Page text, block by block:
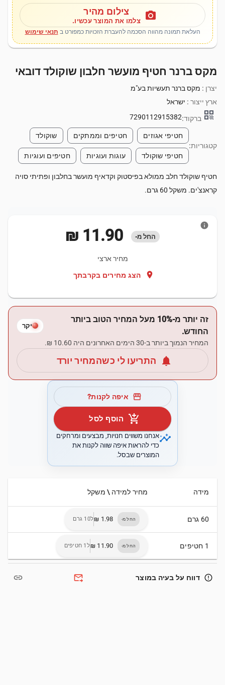
photo_camera צילום מהיר
צלמו את המוצר עכשיו.
העלאת תמונה מהווה הסכמה להעברת הזכויות כמפורט ב תנאי שימוש
מקס ברנר חטיף מועשר חלבון שוקולד דובאי
יצרן : מקס ברנר תעשיות בע"מ
ארץ ייצור : ישראל
qr_code ברקוד:7290112915382
קטגוריות:
חטיפי אגוזים חטיפים וממתקים שוקולד
חטיפי שוקולד עוגות ועוגיות חטיפים ועוגיות
חטיף שוקולד חלב ממולא בפיסטוק וקדאיף מועשר בחלבון ופתיתי סויה
קראנצ'ים. משקל 60 גרם.
החל מ-
מחיר ארצי
location_on הצג מחירים בקרבתך
info
זה יותר מ-10% מעל המחיר הטוב ביותר
החודש.
יקר
המחיר הנמוך ביותר ב-30 הימים האחרונים היה ‏10.60 ‏₪.
notifications התריעו לי כשהמחיר יורד
storefront איפה לקנות?
add_shopping_cart הוסף לסל
insightsאנחנו משווים חנויות, מבצעים ומרחקים
כדי להראות איפה שווה לקנות את
המוצרים שבסל.
מידה מחיר למידה \ משקל
60 גרם החל מ- ל10 גרם
1 חטיפים החל מ- ל1 חטיפים
error_outline דווח על בעיה במוצר forward_to_inbox
link